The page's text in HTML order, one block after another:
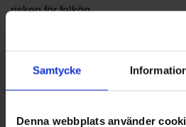
Samtycke
Denna webbplats använder
risken för felköp.
Beställning, support
genom urvalet och ge tips kring